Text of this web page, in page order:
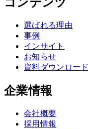
選ばれる理由
事例
インサイト
お知らせ
資料ダウンロード
企業情報
会社概要
採用情報